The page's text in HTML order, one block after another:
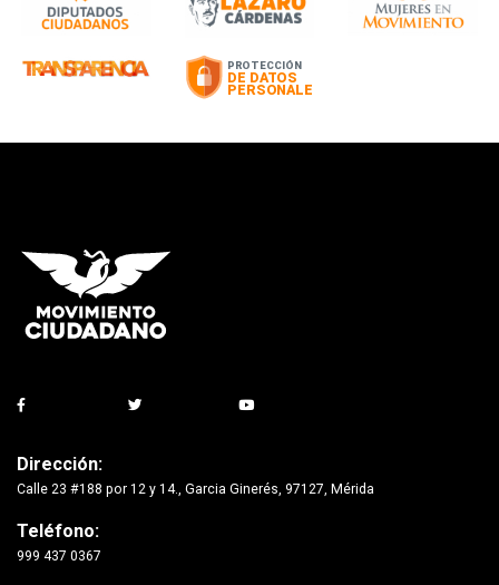
Dirección:
Calle 23 #188 por 12 y 14., Garcia Ginerés, 97127, Mérida
Teléfono:
999 437 0367